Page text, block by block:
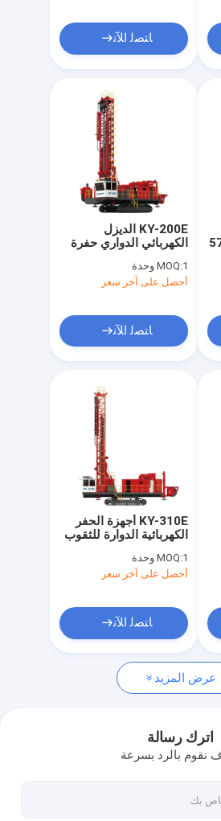
ﺎﺘﺼﻟ ﺍﻶﻧ
KY-200E الديزل
الكهربائي الدواري حفرة
حفرة حفرة حفرة حفرة
MOQ:1 وحدة
أحصل على آخر سعر
ﺎﺘﺼﻟ ﺍﻶﻧ
571
KY-310E أجهزة الحفر
الكهربائية الدوارة للثقوب
المحوري العالي للتعدين
MOQ:1 وحدة
أحصل على آخر سعر
ﺎﺘﺼﻟ ﺍﻶﻧ
عرض المزيد
اترك رسالة
نقوم بالرد بسرعة